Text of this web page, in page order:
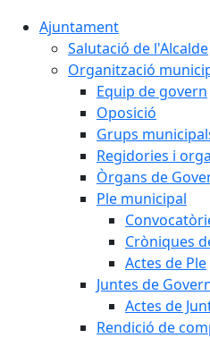
Ajuntament
Salutació de l'Alcalde
Organització
Equip de govern
Oposició
Grups
Regidories i
Òrgans de
Ple municipal
Cròniques
Actes de Ple
Juntes de
Actes de
Rendició de